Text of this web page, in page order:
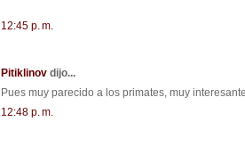
12:45 p. m.
Pitiklinov dijo...
Pues muy parecido a los primates, muy
12:48 p. m.